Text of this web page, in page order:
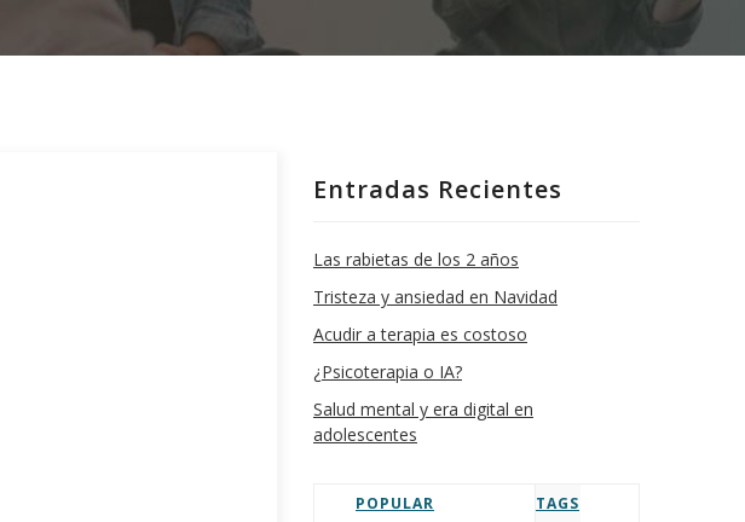
Entradas Recientes
Las rabietas de los 2 años
Tristeza y ansiedad en Navidad
Acudir a terapia es costoso
¿Psicoterapia o IA?
Salud mental y era digital en
adolescentes
POPULAR TAGS